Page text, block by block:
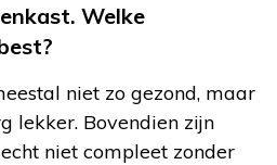
Welke
niet zo gezond, maar
lekker. Bovendien zijn
niet compleet zonder